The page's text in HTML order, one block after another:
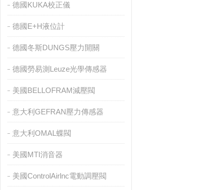
德國KUKA校正儀
德國E+H液位計
德國冬斯DUNGS壓力開關
德國勞易測Leuze光學傳感器
美國BELLOFRAM減壓閥
意大利GEFRAN壓力傳感器
意大利OMAL蝶閥
美國MTI消音器
美國ControlAirlnc電動調壓閥